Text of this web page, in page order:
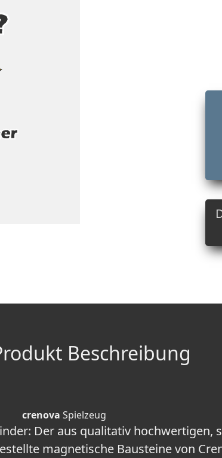
Beschreibung
crenova Spielzeug
Der aus qualitativ hochwertigen,
magnetische Bausteine von